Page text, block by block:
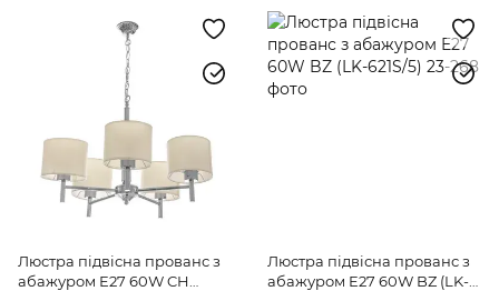
Люстра підвісна прованс з
абажуром E27 60W CH
Люстра підвісна прованс з
абажуром E27 60W BZ (LK-